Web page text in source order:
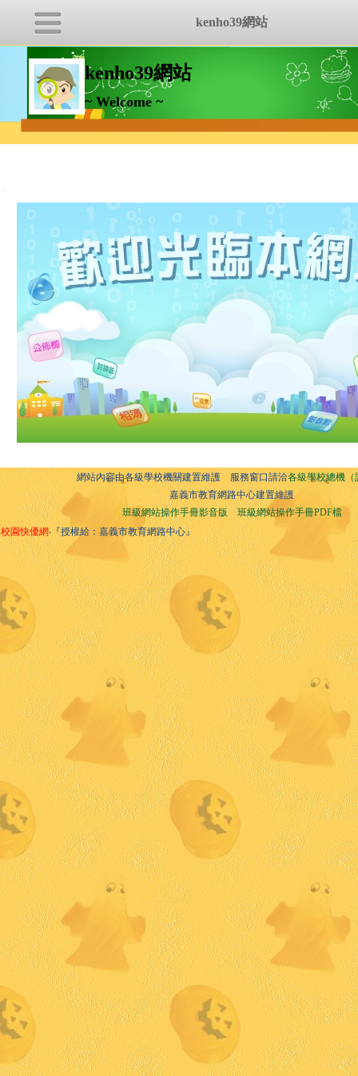
kenho39網站
~ Welcome ~
:::
網站內容由各級學校機關建置維護 服務窗口請洽各級學校總機（
嘉義市教育網路中心建置維護
班級網站操作手冊影音版
班級網站操作手冊PDF檔
校園快優網‧『授權給：嘉義市教育網路中心』
kenho39網站